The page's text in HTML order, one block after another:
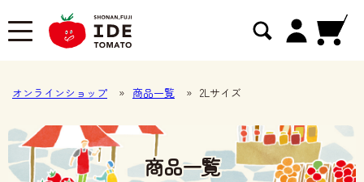
オンラインショップ » 商品一覧 » 2Lサイズ
商品一覧